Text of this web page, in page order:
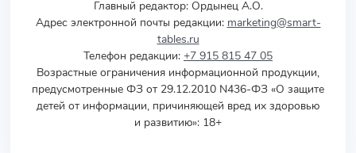
Главный редактор: Ордынец А.О.
Адрес электронной почты редакции: marketing@smart-
tables.ru
Телефон редакции: +7 915 815 47 05
Возрастные ограничения информационной продукции,
предусмотренные ФЗ от 29.12.2010 N436-ФЗ «О защите
детей от информации, причиняющей вред их здоровью
и развитию»: 18+